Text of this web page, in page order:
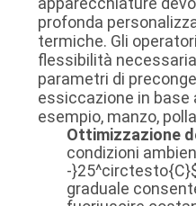
profonda
termiche. Gli
flessibilità
parametri di
essiccazione in base
esempio, manzo,
Ottimizzazione
condizioni
-
graduale